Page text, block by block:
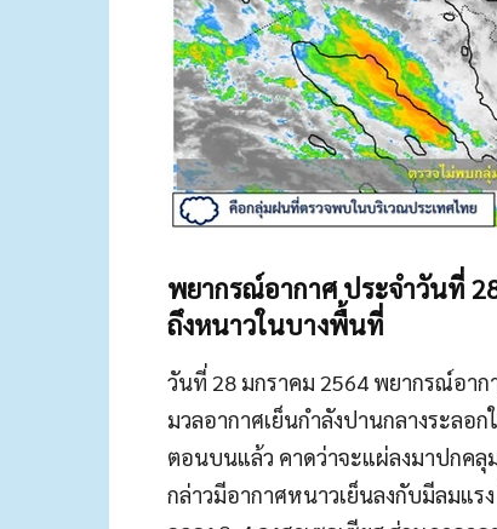
พยากรณ์อากาศ ประจำวันที่
ถึงหนาวในบางพื้นที่
วันที่ 28 มกราคม 2564 พยากรณ์อา
มวลอากาศเย็นกำลังปานกลางระลอ
ตอนบนแล้ว คาดว่าจะแผ่ลงมาปกค
กล่าวมีอากาศหนาวเย็นลงกับมีลมแ